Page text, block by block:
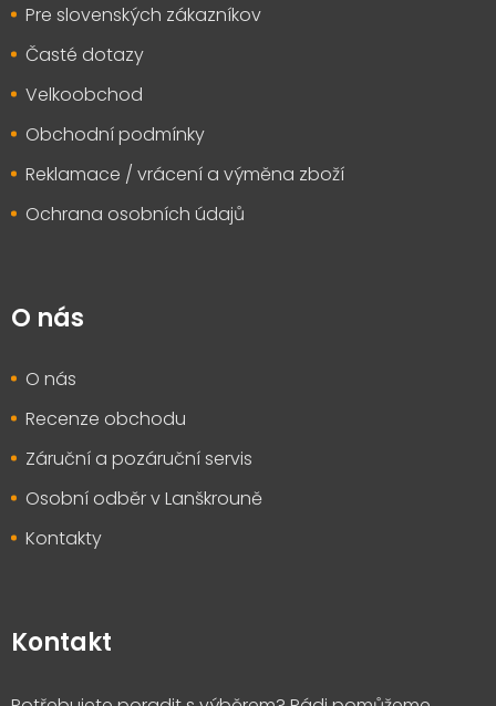
Pre slovenských zákazníkov
Časté dotazy
Velkoobchod
Obchodní podmínky
Reklamace / vrácení a výměna zboží
Ochrana osobních údajů
O nás
O nás
Recenze obchodu
Záruční a pozáruční servis
Osobní odběr v Lanškrouně
Kontakty
Kontakt